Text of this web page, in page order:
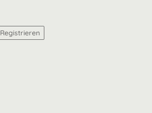
Registrieren